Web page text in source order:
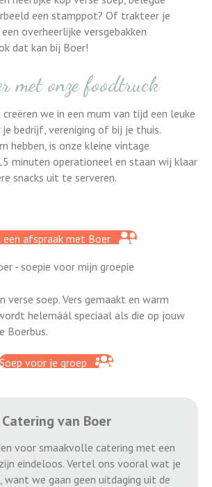
een stamppot? Of trakteer je
overheerlijke versgebakken
dat kan bij Boer!
met onze foodtruck
we in een mum van tijd een leuke
bedrijf, vereniging of bij je thuis.
hebben, is onze kleine vintage
minuten operationeel en staan wij klaar
snacks uit te serveren.
een afspraak met Boer
verse soep. Vers gemaakt en warm
helemáál speciaal als die op jouw
Boerbus.
Soep voor je groep
Catering van Boer
voor smaakvolle catering met een
eindeloos. Vertel ons vooral wat je
want we gaan geen uitdaging uit de